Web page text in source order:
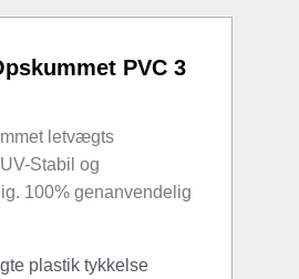
PVC 3
letvægts
Stabil og
100% genanvendelig
plastik tykkelse